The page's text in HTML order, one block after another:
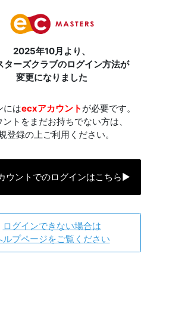
2025年10月より、
ターズクラブのログイン方法が
変更になりました
にはecxアカウント が必要です。
ントをまだお持ちでない方は、
登録の上ご利用ください。
ウントでのログインはこちら▶
ログインできない場合は
ルプページをご覧ください